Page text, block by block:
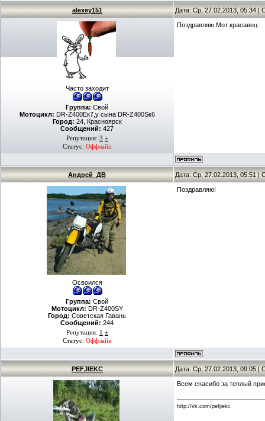
alexey151 Дата: Ср, 27.02.2013, 05:34 |
Часто заходит
Группа: Свой
Мотоцикл: DR-Z400Eк7,у сына DR-Z400Sк6
Город: 24, Красноярск
Сообщений: 427
Репутация: 3 ±
Статус: Оффлайн
Поздравляю.Мот красавец.
Андрей_ДВ Дата: Ср, 27.02.2013, 05:51 |
Освоился
Группа: Свой
Мотоцикл: DR-Z400SY
Город: Советская Гавань
Сообщений: 244
Репутация: 1 ±
Статус: Оффлайн
Поздравляю!
PEFJIEKC Дата: Ср, 27.02.2013, 09:05 |
Всем спасибо за теплый
http://vk.com/pefjiekc